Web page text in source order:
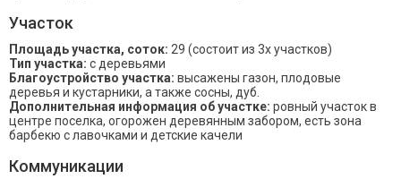
Участок
Площадь участка, соток: 29 (состоит из 3х участков)
Тип участка: с деревьями
Благоустройство участка: высажены газон, плодовые
деревья и кустарники, а также сосны, дуб.
Дополнительная информация об участке: ровный участок в
центре поселка, огорожен деревянным забором, есть зона
барбекю с лавочками и детские качели
Коммуникации